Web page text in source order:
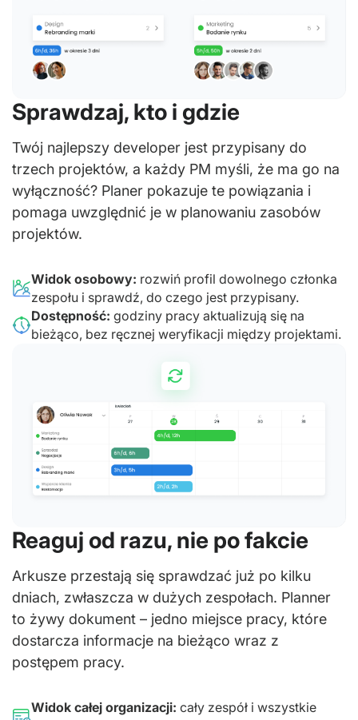
Sprawdzaj, kto i gdzie
Twój najlepszy developer jest przypisany do
trzech projektów, a każdy PM myśli, że ma go na
wyłączność? Planer pokazuje te powiązania i
pomaga uwzględnić je w planowaniu zasobów
projektów.
Widok osobowy: rozwiń profil dowolnego członka
zespołu i sprawdź, do czego jest przypisany.
Dostępność: godziny pracy aktualizują się na
bieżąco, bez ręcznej weryfikacji między projektami.
Reaguj od razu, nie po fakcie
Arkusze przestają się sprawdzać już po kilku
dniach, zwłaszcza w dużych zespołach. Planner
to żywy dokument – jedno miejsce pracy, które
dostarcza informacje na bieżąco wraz z
postępem pracy.
Widok całej organizacji: cały zespół i wszystkie